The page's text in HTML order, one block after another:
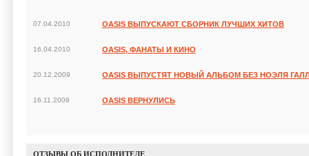
07.04.2010 OASIS ВЫПУСКАЮТ СБОРНИК ЛУЧШИХ ХИТОВ
16.04.2010 OASIS, ФАНАТЫ И КИНО
20.12.2009 OASIS ВЫПУСТЯТ НОВЫЙ АЛЬБОМ БЕЗ НОЭЛЯ
16.11.2009 OASIS ВЕРНУЛИСЬ
ОТЗЫВЫ ОБ ИСПОЛНИТЕЛЕ